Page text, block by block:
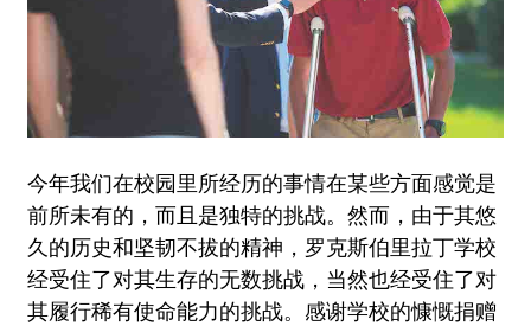
今年我们在校园里所经历的事情在某些方面感觉是
前所未有的，而且是独特的挑战。然而，由于其悠
久的历史和坚韧不拔的精神，罗克斯伯里拉丁学校
经受住了对其生存的无数挑战，当然也经受住了对
其履行稀有使命能力的挑战。感谢学校的慷慨捐赠